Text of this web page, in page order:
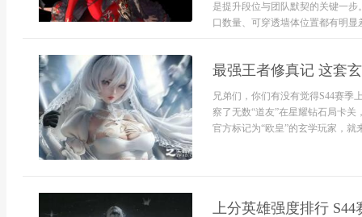
是提升段位与团队默契的关键一
口数量、可穿透墙体位置都有明显
最强王者修真记 这套
兄弟们，你们有没有觉得S44赛季
察了无数“道友”在星耀钻石局卡
官方标记为“欧皇”的玄学玩家，就
上分英雄强度排行 S44